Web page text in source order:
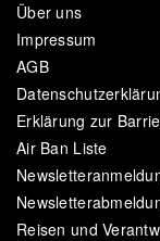
Über uns
Impressum
AGB
Erklärung zur
Air Ban Liste
Reisen und